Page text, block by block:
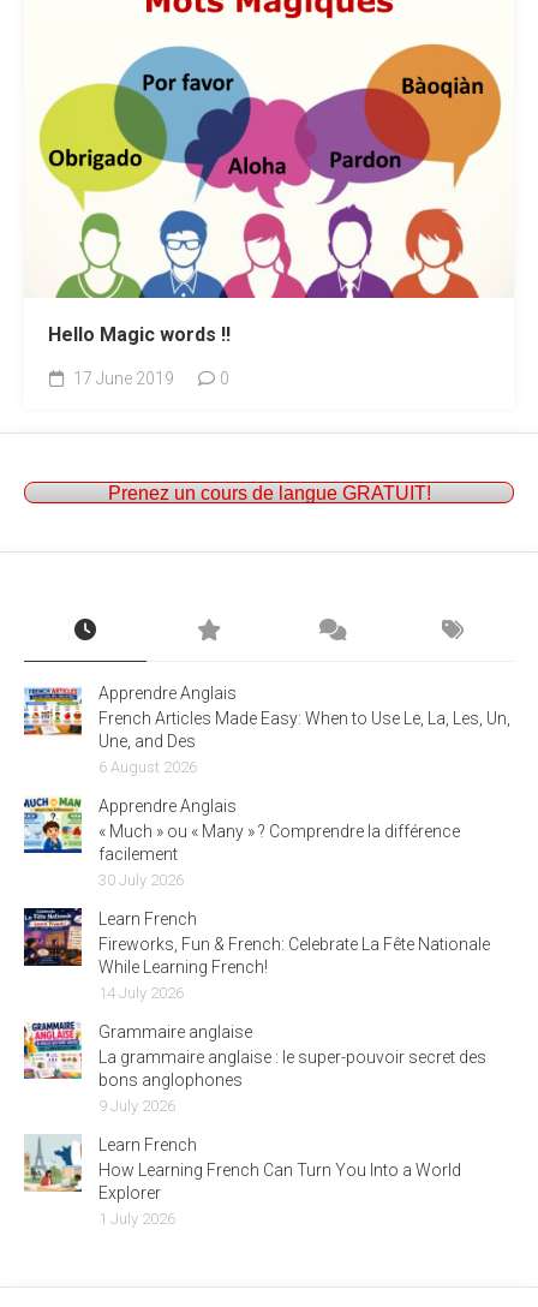
Hello Magic words !!
17 June 2019 0
Prenez un cours de langue GRATUIT!
Apprendre Anglais
French Articles Made Easy: When to Use Le, La, Les, Un,
Une, and Des
6 August 2026
Apprendre Anglais
« Much » ou « Many » ? Comprendre la différence
facilement
30 July 2026
Learn French
Fireworks, Fun & French: Celebrate La Fête Nationale
While Learning French!
14 July 2026
Grammaire anglaise
La grammaire anglaise : le super-pouvoir secret des
bons anglophones
9 July 2026
Learn French
How Learning French Can Turn You Into a World
Explorer
1 July 2026